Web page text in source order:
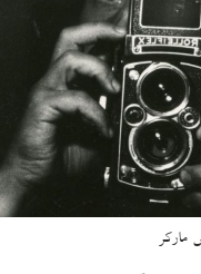
مارکر